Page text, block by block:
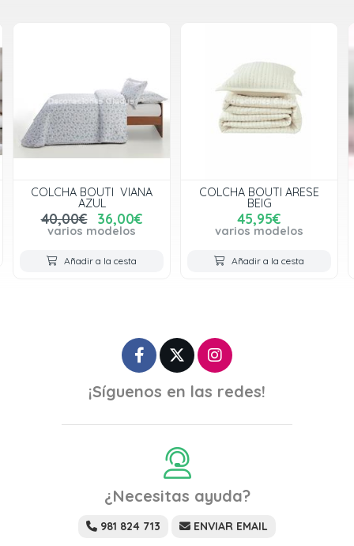
COLCHA BOUTI VIANA
AZUL
40,00€ 36,00€
varios modelos
Añadir a la cesta
COLCHA BOUTI ARESE
BEIG
45,95€
varios modelos
Añadir a la cesta
¡Síguenos en las redes!
¿Necesitas ayuda?
981 824 713 ENVIAR EMAIL